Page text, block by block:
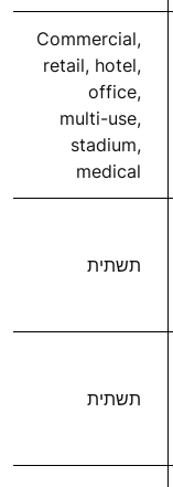
Commercial,
retail, hotel,
office,
multi-use,
stadium,
medical
תשתית
תשתית